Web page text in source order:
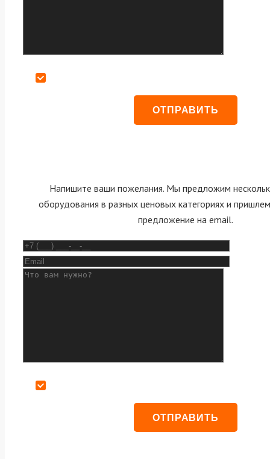
Напишите ваши пожелания. Мы предложим
оборудования в разных ценовых категориях и
предложение на email.